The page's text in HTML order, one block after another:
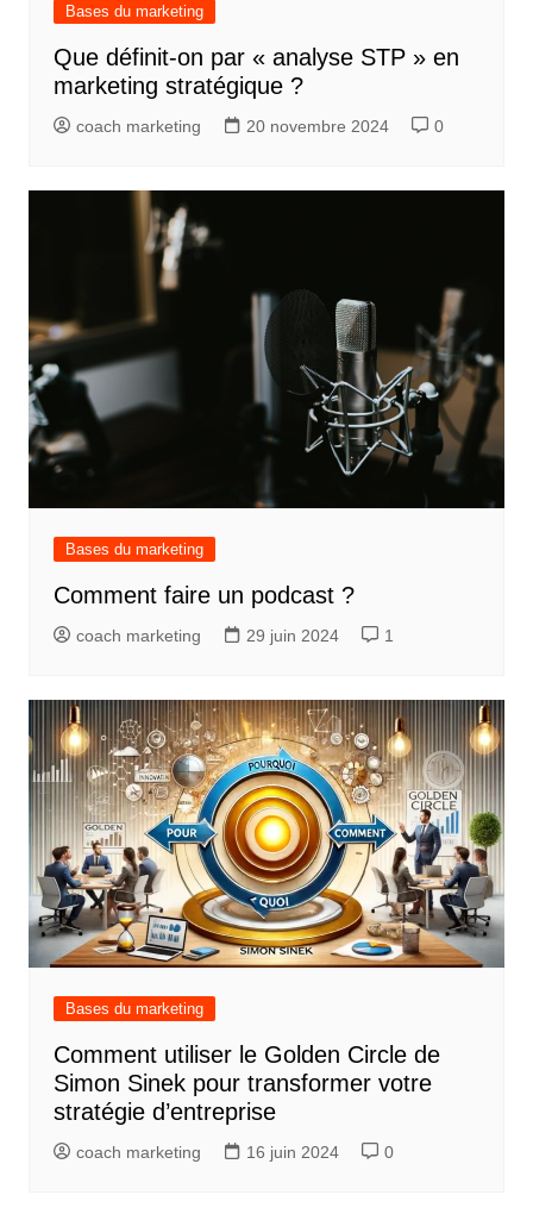
Bases du marketing
Que définit-on par « analyse STP » en
marketing stratégique ?
coach marketing 20 novembre 2024 0
Bases du marketing
Comment faire un podcast ?
coach marketing 29 juin 2024 1
Bases du marketing
Comment utiliser le Golden Circle de
Simon Sinek pour transformer votre
stratégie d’entreprise
coach marketing 16 juin 2024 0